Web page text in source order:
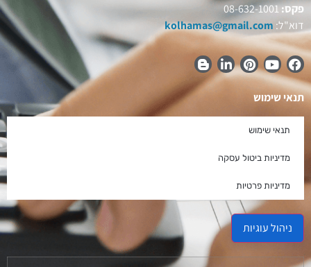
פקס:08-632-1001
דוא"ל: kolhamas@gmail.com
תנאי שימוש
תנאי שימוש
מדיניות ביטול עסקה
מדיניות פרטיות
ניהול עוגיות